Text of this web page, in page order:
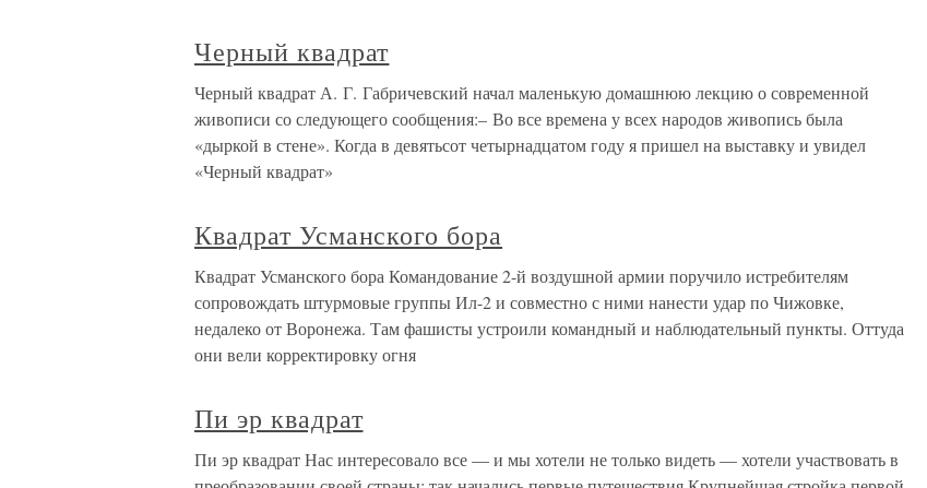
Черный квадрат
Черный квадрат А. Г. Габричевский начал маленькую домашнюю лекцию о современной
живописи со следующего сообщения:– Во все времена у всех народов живопись была
«дыркой в стене». Когда в девятьсот четырнадцатом году я пришел на выставку и увидел
«Черный квадрат»
Квадрат Усманского бора
Квадрат Усманского бора Командование 2-й воздушной армии поручило истребителям
сопровождать штурмовые группы Ил-2 и совместно с ними нанести удар по Чижовке,
недалеко от Воронежа. Там фашисты устроили командный и наблюдательный пункты. Оттуда
они вели корректировку огня
Пи эр квадрат
Пи эр квадрат Нас интересовало все — и мы хотели не только видеть — хотели участвовать в